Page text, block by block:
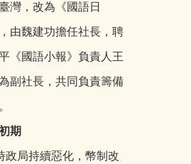
灣，改為《國語日
由魏建功擔任社長，聘
《國語小報》負責人王
副社長，共同負責籌備
期
政局持續惡化，幣制改